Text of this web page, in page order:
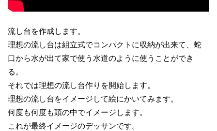
流し台を作成します。
理想の流し台は組立式でコンパクトに収納が出来て、蛇
口から水が出て家で使う水道のように使うことができ
る。
それでは理想の流し台作りを開始します。
理想の流し台をイメージして絵にかいてみます。
何度も何度も頭の中でイメージします。
これが最終イメージのデッサンです。